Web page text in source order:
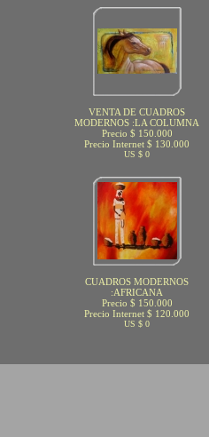
VENTA DE CUADROS
MODERNOS :LA COLUMNA
Precio $ 150.000
Precio Internet $ 130.000
US $ 0
CUADROS MODERNOS
:AFRICANA
Precio $ 150.000
Precio Internet $ 120.000
US $ 0